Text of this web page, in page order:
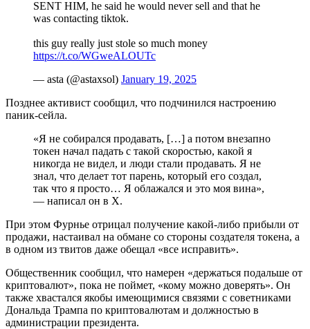
SENT HIM, he said he would never sell and that he
was contacting tiktok.
this guy really just stole so much money
https://t.co/WGweALOUTc
— asta (@astaxsol) January 19, 2025
Позднее активист сообщил, что подчинился настроению
паник-сейла.
«Я не собирался продавать, […] а потом внезапно
токен начал падать с такой скоростью, какой я
никогда не видел, и люди стали продавать. Я не
знал, что делает тот парень, который его создал,
так что я просто… Я облажался и это моя вина»,
— написал он в X.
При этом Фурнье отрицал получение какой-либо прибыли от
продажи, настаивал на обмане со стороны создателя токена, а
в одном из твитов даже обещал «все исправить».
Общественник сообщил, что намерен «держаться подальше от
криптовалют», пока не поймет, «кому можно доверять». Он
также хвастался якобы имеющимися связями с советниками
Дональда Трампа по криптовалютам и должностью в
администрации президента.